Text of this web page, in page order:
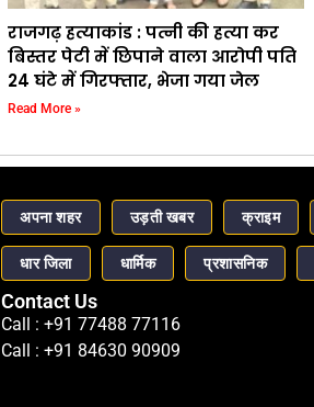
राजगढ़ हत्याकांड : पत्नी की हत्या कर
बिस्तर पेटी में छिपाने वाला आरोपी पति
24 घंटे में गिरफ्तार, भेजा गया जेल
Read More »
अपना शहर उड़ती खबर क्राइम
धार जिला धार्मिक प्रशासनिक
Contact Us
Call : +91 77488 77116
Call : +91 84630 90909